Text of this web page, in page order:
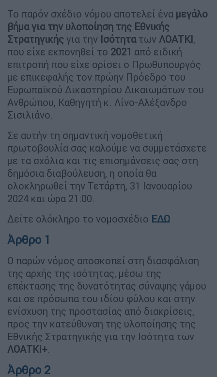
Το παρόν σχέδιο νόμου αποτελεί ένα μεγάλο
βήμα για την υλοποίηση της Εθνικής
Στρατηγικής για την Ισότητατων ΛΟΑΤΚΙ,
που είχε εκπονηθεί το 2021 από ειδική
επιτροπή που είχε ορίσει ο Πρωθυπουργός
με επικεφαλής τον πρώην Πρόεδρο του
Ευρωπαϊκού Δικαστηρίου Δικαιωμάτων του
Ανθρώπου, Καθηγητή κ. Λίνο-Αλέξανδρο
Σισιλιάνο.
Σε αυτήν τη σημαντική νομοθετική
πρωτοβουλία σας καλούμε να συμμετάσχετε
με τα σχόλια και τις επισημάνσεις σας στη
δημόσια διαβούλευση, η οποία θα
ολοκληρωθεί την Τετάρτη, 31 Ιανουαρίου
2024 και ώρα 21:00.
Δείτε ολόκληρο το νομοσχέδιο ΕΔΩ
Άρθρο 1
Ο παρών νόμος αποσκοπεί στη διασφάλιση
της αρχής της ισότητας, μέσω της
επέκτασης της δυνατότητας σύναψης γάμου
και σε πρόσωπα του ιδίου φύλου και στην
ενίσχυση της προστασίας από διακρίσεις,
προς την κατεύθυνση της υλοποίησης της
Εθνικής Στρατηγικής για την Ισότητα των
ΛΟΑΤΚΙ+.
Άρθρο 2